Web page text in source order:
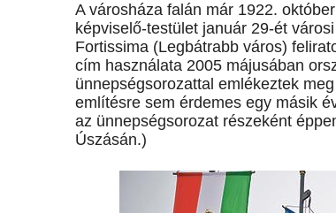
A városháza falán már 1922.
képviselő-testület január 29-ét
Fortissima (Legbátrabb város)
cím használata 2005 májusában
ünnepségsorozattal emlékeztek
említésre sem érdemes egy másik
az ünnepségsorozat részeként
Úszásán.)